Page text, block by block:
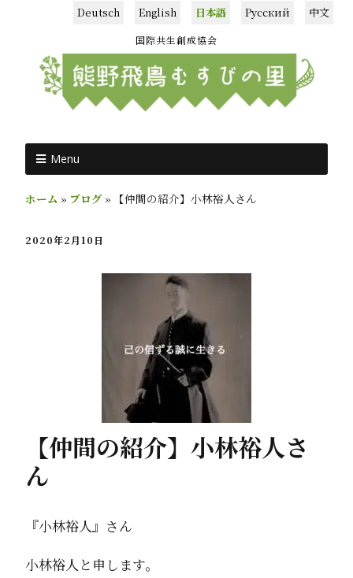
Deutsch English 日本語 Русский 中文
国際共生創成協会
Menu
ホーム » ブログ » 【仲間の紹介】小林裕人さん
2020年2月10日
【仲間の紹介】小林裕人さ
ん
『小林裕人』さん
小林裕人と申します。